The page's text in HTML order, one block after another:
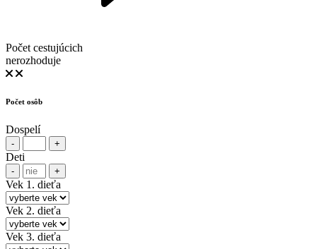
Počet cestujúcich
nerozhoduje
Počet osôb
Dospelí
- +
Deti
- +
Vek 1. dieťa
Vek 2. dieťa
Vek 3. dieťa